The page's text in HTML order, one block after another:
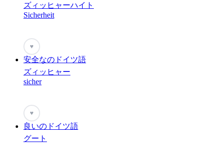
ズィッヒャーハイト
Sicherheit
♥
安全なのドイツ語
ズィッヒャー
sicher
♥
良いのドイツ語
グート